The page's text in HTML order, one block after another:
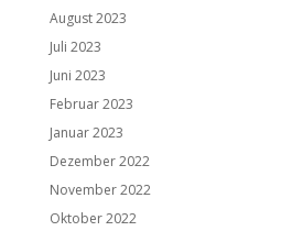
August 2023
Juli 2023
Juni 2023
Februar 2023
Januar 2023
Dezember 2022
November 2022
Oktober 2022